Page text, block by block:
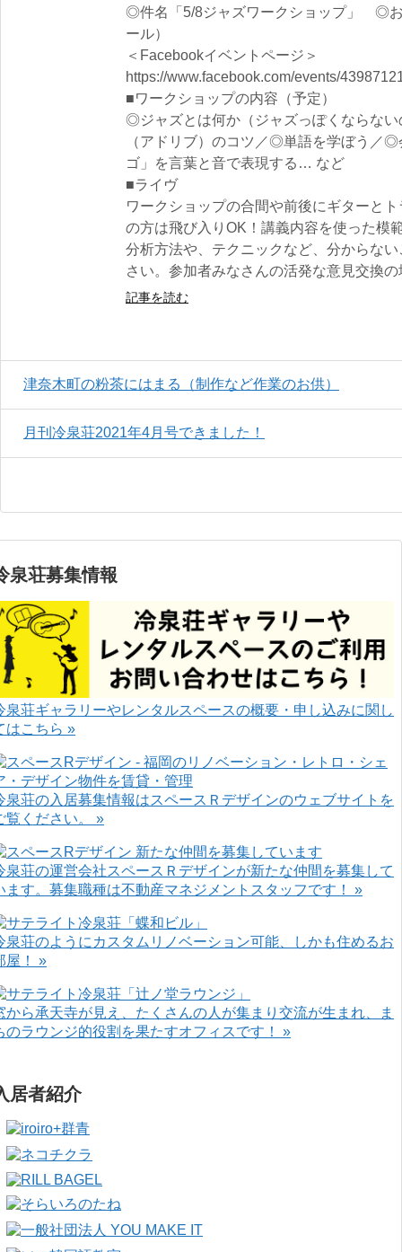
◎件名「5/8ジャズワークショップ」 ◎お
ール）
＜Facebookイベントページ＞
https://www.facebook.com/events/
■ワークショップの内容（予定）
◎ジャズとは何か（ジャズっぽくならな
（アドリブ）のコツ／◎単語を学ぼう／
ゴ」を言葉と音で表現する… など
■ライヴ
ワークショップの合間や前後にギターと
の方は飛び入りOK！講義内容を使った模
分析方法や、テクニックなど、分からな
さい。参加者みなさんの活発な意見交換
記事を読む
津奈木町の粉茶にはまる（制作など作業のお供）
月刊冷泉荘2021年4月号できました！
泉荘募集情報
泉荘ギャラリーやレンタルスペースの概要・申し込みに関し
はこちら »
泉荘の入居募集情報はスペースＲデザインのウェブサイトを
覧ください。 »
泉荘の運営会社スペースＲデザインが新たな仲間を募集して
ます。募集職種は不動産マネジメントスタッフです！ »
泉荘のようにカスタムリノベーション可能、しかも住めるお
屋！ »
から承天寺が見え、たくさんの人が集まり交流が生まれ、ま
のラウンジ的役割を果たすオフィスです！ »
居者紹介